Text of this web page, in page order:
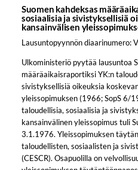
Suomen kahdeksas
sosiaalisia ja sivistyksellisiä
kansainvälisen
Lausuntopyynnön
Ulkoministeriö pyytää lausuntoa
määräaikaisraportiksi YK:n
sivistyksellisiä oikeuksia
yleissopimuksen (1966; SopS 6/
taloudellisia, sosiaalisia ja
kansainvälinen yleissopimus tuli
3.1.1976. Yleissopimuksen
taloudellisten, sosiaalisten ja
(CESCR). Osapuolilla on